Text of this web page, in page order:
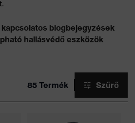
blogbejegyzések
hallásvédő eszközök
85 Termék Szűrő